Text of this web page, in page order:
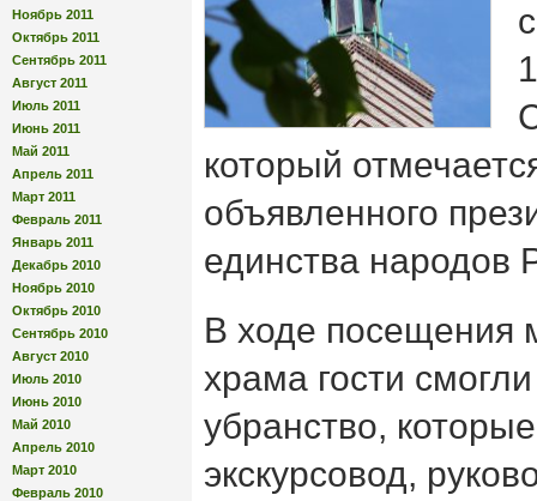
Ноябрь 2011
Октябрь 2011
Сентябрь 2011
Август 2011
Июль 2011
Июнь 2011
Май 2011
Апрель 2011
Март 2011
Февраль 2011
Январь 2011
Декабрь 2010
Ноябрь 2010
Октябрь 2010
Сентябрь 2010
Август 2010
Июль 2010
Июнь 2010
Май 2010
Апрель 2010
Март 2010
Февраль 2010
который
объявленного
единства народов
В ходе посещения
храма гости
убранство,
экскурсовод,